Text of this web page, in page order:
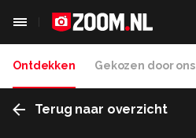
Ontdekken Gekozen door ons
Terug naar overzicht